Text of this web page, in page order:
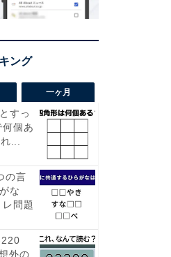
一ヶ月
すっ
何個あ
...
の言
な
問題
外の